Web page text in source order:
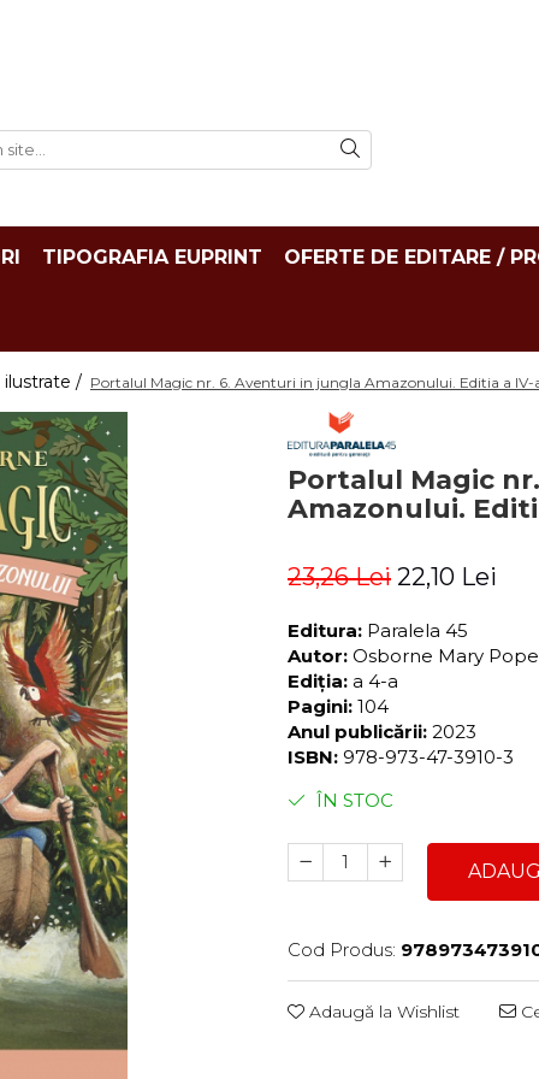
TIPOGRAFIA EUPRINT OFERTE DE EDITARE /
/ Portalul Magic nr. 6. Aventuri in jungla Amazonului. Editia a IV-
Portalul Magic
Amazonului.
23,26 Lei 22,10 Lei
Editura: Paralela 45
Autor: Osborne Mary
Ediția: a 4-a
Pagini: 104
Anul publicării: 2023
ISBN: 978-973-47-3910-3
ÎN STOC
Cod Produs:
Adaugă la Wishlist